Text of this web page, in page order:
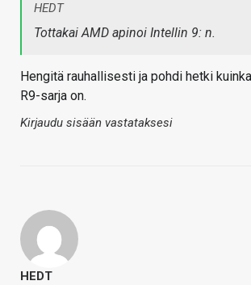
HEDT
Tottakai AMD apinoi Intellin 9: n.
Hengitä rauhallisesti ja pohdi hetki
R9-sarja on.
Kirjaudu sisään vastataksesi
HEDT